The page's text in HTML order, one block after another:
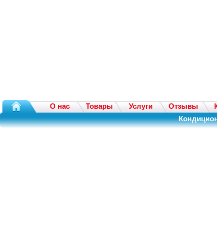
О нас Товары Услуги Отзывы